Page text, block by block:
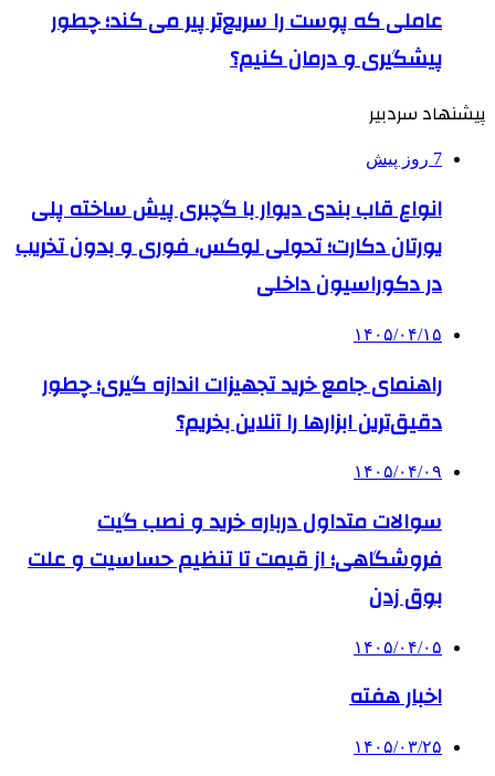
عاملی که پوست را سریع‌تر پیر می کند؛ چطور
پیشگیری و درمان کنیم؟
پیشنهاد سردبیر
7 روز پیش
انواع قاب بندی دیوار با گچبری پیش ساخته پلی
یورتان دکارت؛ تحولی لوکس، فوری و بدون تخریب
در دکوراسیون داخلی
۱۴۰۵/۰۴/۱۵
راهنمای جامع خرید تجهیزات اندازه گیری؛ چطور
دقیق‌ترین ابزارها را آنلاین بخریم؟
۱۴۰۵/۰۴/۰۹
سوالات متداول درباره خرید و نصب گیت
فروشگاهی؛ از قیمت تا تنظیم حساسیت و علت
بوق زدن
۱۴۰۵/۰۴/۰۵
اخبار هفته
۱۴۰۵/۰۳/۲۵